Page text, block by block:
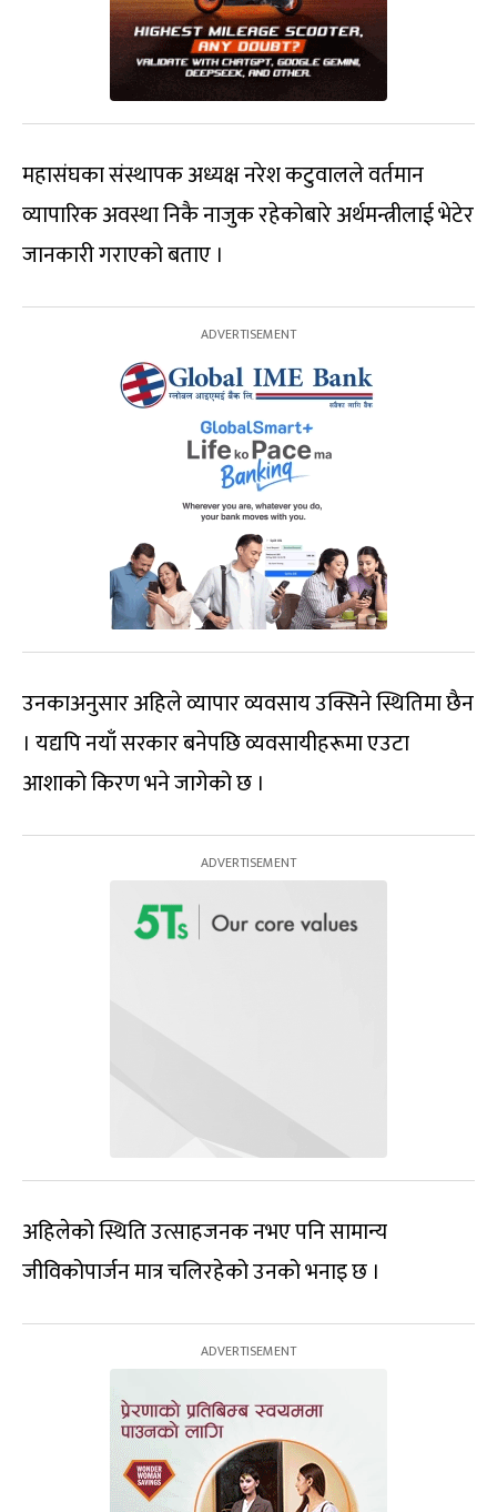
महासंघका संस्थापक अध्यक्ष नरेश कटुवालले वर्तमान
व्यापारिक अवस्था निकै नाजुक रहेकोबारे अर्थमन्त्रीलाई भेटेर
जानकारी गराएको बताए ।
उनकाअनुसार अहिले व्यापार व्यवसाय उक्सिने स्थितिमा छैन
। यद्यपि नयाँ सरकार बनेपछि व्यवसायीहरूमा एउटा
आशाको किरण भने जागेको छ ।
अहिलेको स्थिति उत्साहजनक नभए पनि सामान्य
जीविकोपार्जन मात्र चलिरहेको उनको भनाइ छ ।